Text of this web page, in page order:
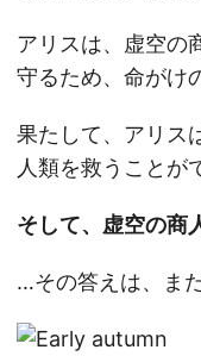
アリスは、虚空の
守るため、命がけ
果たして、アリス
人類を救うことが
そして、虚空の商
…その答えは、ま